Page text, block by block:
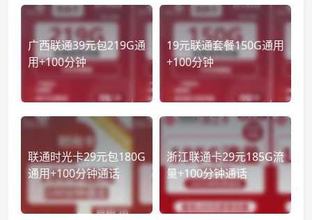
广西联通39元包219G通
用+100分钟
19元联通套餐150G通用
+100分钟
联通时光卡29元包180G
通用+100分钟通话
浙江联通卡29元185G流
量+100分钟通话